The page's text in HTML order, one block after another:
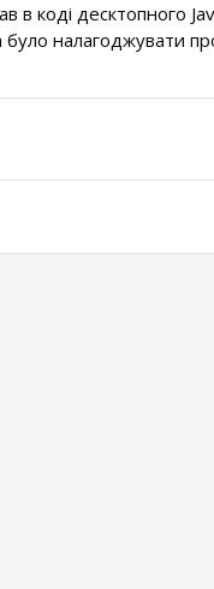
десктопного
було налагоджувати